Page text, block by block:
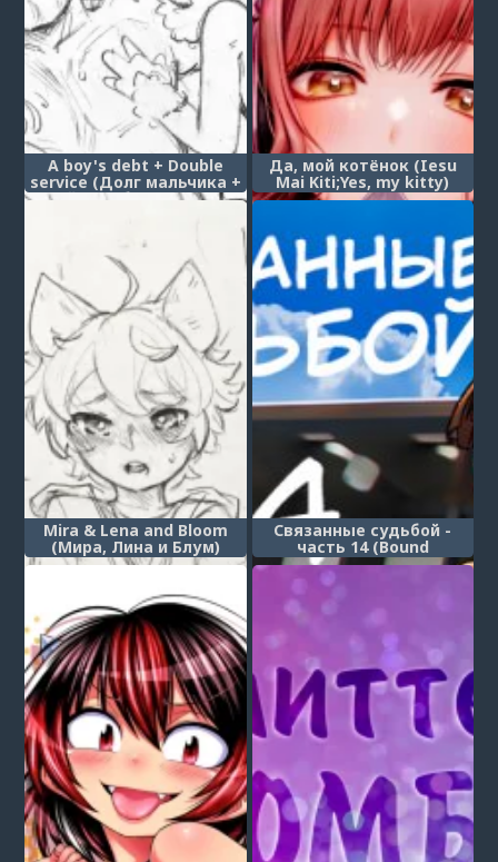
A boy's debt + Double
service (Долг мальчика +
Двойное обслуживание)
Да, мой котёнок (Iesu
Mai Kiti;Yes, my kitty)
Mira & Lena and Bloom
(Мира, Лина и Блум)
Связанные судьбой -
часть 14 (Bound
Together)